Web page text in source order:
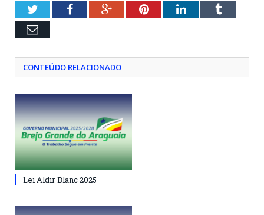
TwitterFacebookGoogle+PinterestLinkedInTumblr
Email
CONTEÚDO RELACIONADO
Lei Aldir Blanc 2025